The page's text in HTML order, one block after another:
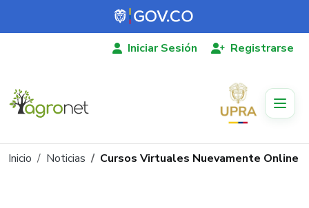
Pasar al contenido principal
Iniciar Sesión Registrarse
Ruta de navegación
Inicio Noticias Cursos Virtuales Nuevamente Online